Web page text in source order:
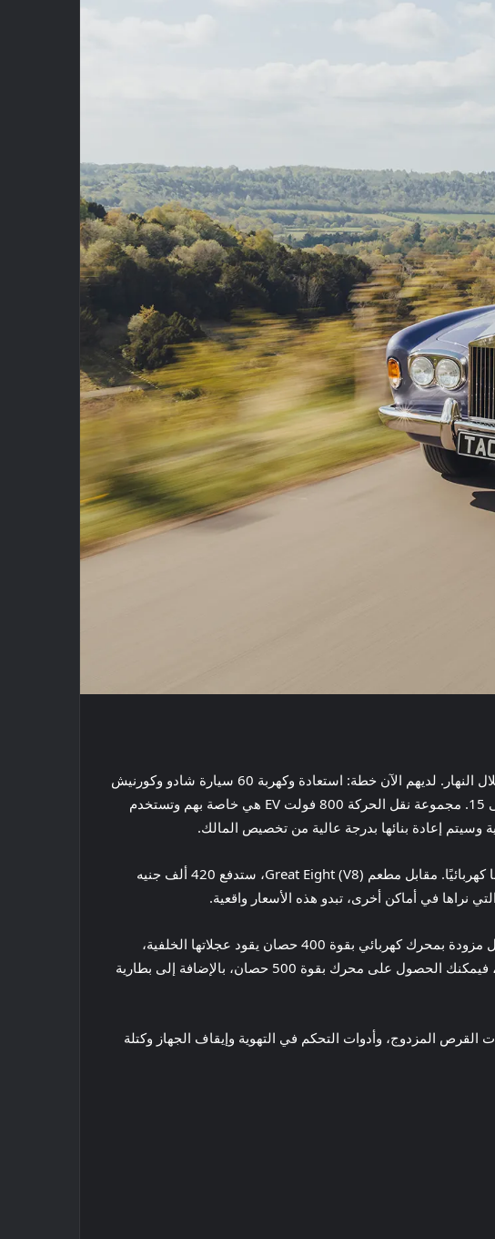
ثم اشتروا شادو قديمًا وبدأوا في قضاء الأمسيات في ورشة العمل للتعرف على كل التفاصيل، ووضع خطة عمل خلال النهار. لديهم الآن خطة: استعادة وكهربة 60 سيارة شادو وكورنيش
(سواء الكوبيه أو المكشوفة) – بالإضافة إلى 60 نموذجًا آخر يعمل بمحرك V8 – بمعدل أولي ستة سنويًا، وزيادة إلى 15. مجموعة نقل الحركة 800 فولت EV هي خاصة بهم وتستخدم
بعد العثور على السيارة المانحة، ستتقاضى شركة Halcyon مبلغ 450 ألف جنيه إسترليني مقابل ترميمها وتحويلها كهربائيًا. مقابل مطعم Great Eight (V8)، ستدفع 420 ألف جنيه
نراها في أماكن أخرى، تبدو هذه الأسعار واقعية.
كانت السيارة التي صادفناها هي أول سيارة كهربائية جاهزة، وهي سيارة كورنيش زرقاء معدنية أنيقة قابلة للتحويل مزودة بمحرك كهربائي بقوة 400 حصان يقود عجلاتها الخلفية،
وبطارية بقدرة 77 كيلووات في الساعة توفر نطاقًا يبلغ 250 ميلًا وقدرة شحن تصل إلى 230 كيلووات. إذا أصررت، فيمكنك الحصول على محرك بقوة 500 حصان، بالإضافة إلى بطارية
المزدوج، وأدوات التحكم في التهوية وإيقاف الجهاز وكتلة